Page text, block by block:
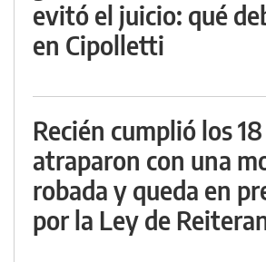
evitó el juicio: qué
en Cipolletti
Recién cumplió los
atraparon con una
robada y queda en
por la Ley de